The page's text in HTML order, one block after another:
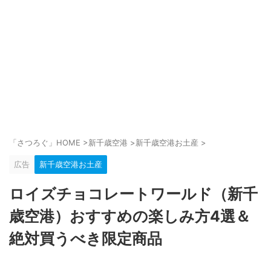
「さつろぐ」HOME >新千歳空港 >新千歳空港お土産 >
広告 新千歳空港お土産
ロイズチョコレートワールド（新千
歳空港）おすすめの楽しみ方4選＆
絶対買うべき限定商品